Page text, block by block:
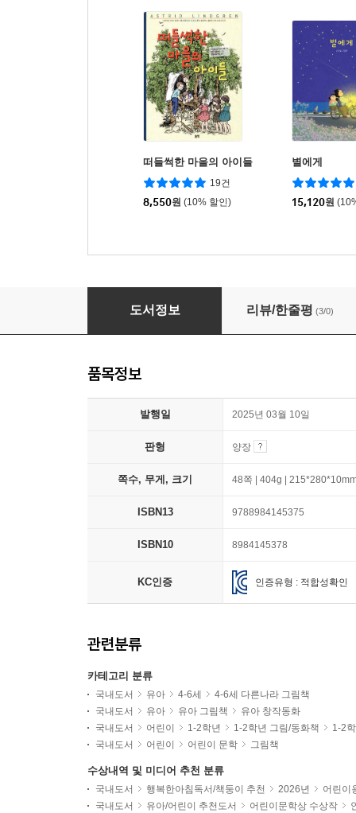
떠들썩한 마을의 아이들
19건
8,550원 (10% 할인)
별에게
15,120원
우리는 말썽꾸러기
도서정보 리뷰/한줄평 (3/0)
품목정보
발행일 2025년 03월 10일
판형 양장
쪽수, 무게, 크기 48쪽 | 404g |
ISBN13 9788984145375
ISBN10 8984145378
KC인증 인증유형 : 적합성확인
관련분류
카테고리 분류
국내도서 유아 4-6세
4-6세 다른나라 그림책
국내도서
유아 유아 그림책
유아 창작동화
국내도서
어린이 1-2학년 1-2학년 그림/동화책
1-2
국내도서
어린이 어린이 문학 그림책
수상내역 및 미디어 추천 분류
국내도서 행복한아침독서/책둥이 추천 2026년
어린이
국내도서
유아/어린이 추천도서 어린이문학상 수상작